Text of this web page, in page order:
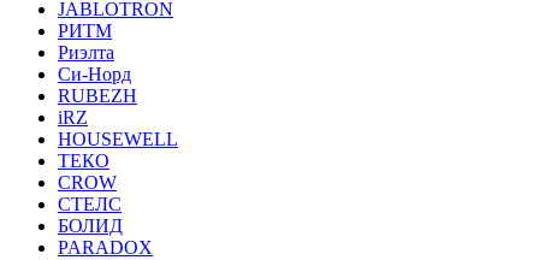
JABLOTRON
РИТМ
Риэлта
Си-Норд
RUBEZH
iRZ
HOUSEWELL
ТЕКО
CROW
СТЕЛС
БОЛИД
PARADOX